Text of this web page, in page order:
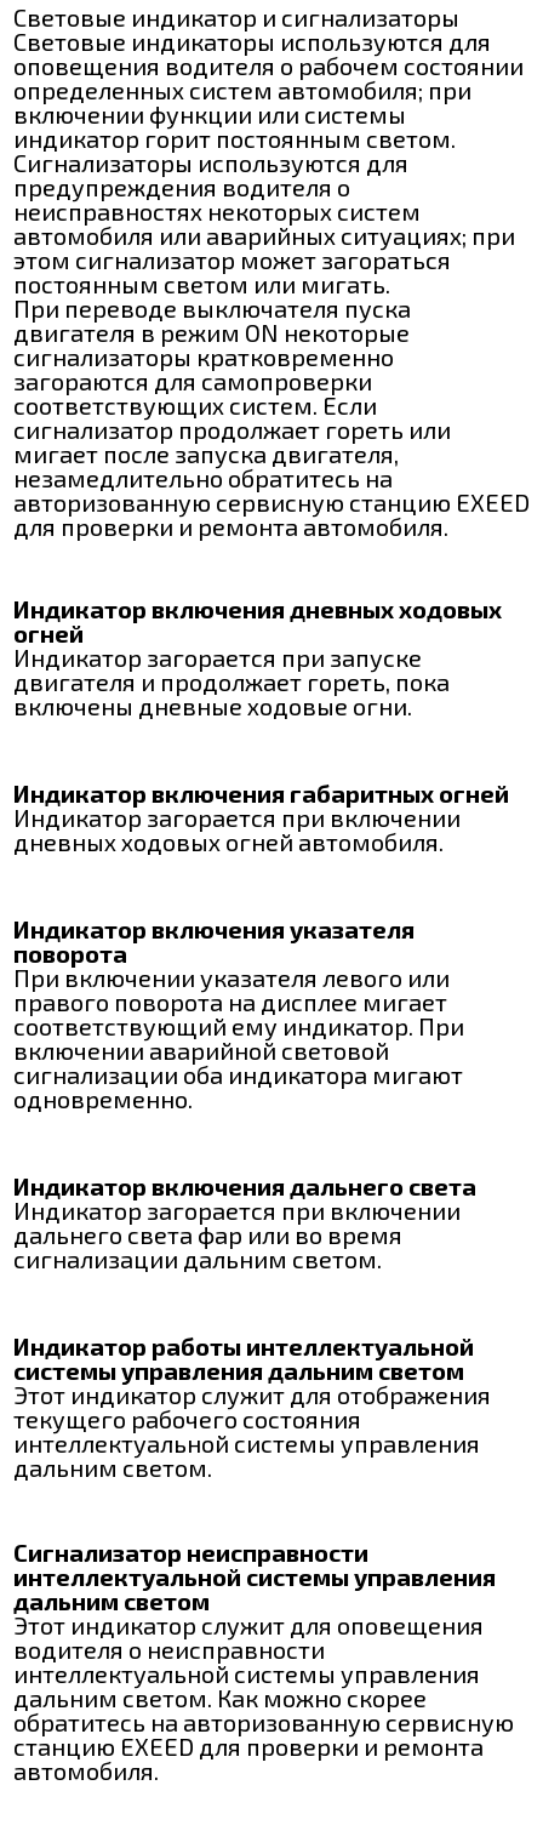
Световые индикатор и сигнализаторы
Световые индикаторы используются для
оповещения водителя о рабочем состоянии
определенных систем автомобиля; при
включении функции или системы
индикатор горит постоянным светом.
Сигнализаторы используются для
предупреждения водителя о
неисправностях некоторых систем
автомобиля или аварийных ситуациях; при
этом сигнализатор может загораться
постоянным светом или мигать.
При переводе выключателя пуска
двигателя в режим ON некоторые
сигнализаторы кратковременно
загораются для самопроверки
соответствующих систем. Если
сигнализатор продолжает гореть или
мигает после запуска двигателя,
незамедлительно обратитесь на
авторизованную сервисную станцию EXEED
для проверки и ремонта автомобиля.
Индикатор включения дневных ходовых
огней
Индикатор загорается при запуске
двигателя и продолжает гореть, пока
включены дневные ходовые огни.
Индикатор включения габаритных огней
Индикатор загорается при включении
дневных ходовых огней автомобиля.
Индикатор включения указателя
поворота
При включении указателя левого или
правого поворота на дисплее мигает
соответствующий ему индикатор. При
включении аварийной световой
сигнализации оба индикатора мигают
одновременно.
Индикатор включения дальнего света
Индикатор загорается при включении
дальнего света фар или во время
сигнализации дальним светом.
Индикатор работы интеллектуальной
системы управления дальним светом
Этот индикатор служит для отображения
текущего рабочего состояния
интеллектуальной системы управления
дальним светом.
Сигнализатор неисправности
интеллектуальной системы управления
дальним светом
Этот индикатор служит для оповещения
водителя о неисправности
интеллектуальной системы управления
дальним светом. Как можно скорее
обратитесь на авторизованную сервисную
станцию EXEED для проверки и ремонта
автомобиля.